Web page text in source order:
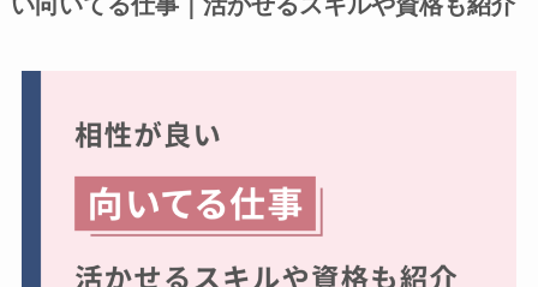
い向いてる仕事｜活かせるスキルや資格も紹介